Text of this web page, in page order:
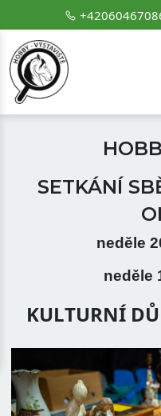
SETKÁNÍ
neděle
neděle
KULTURNÍ